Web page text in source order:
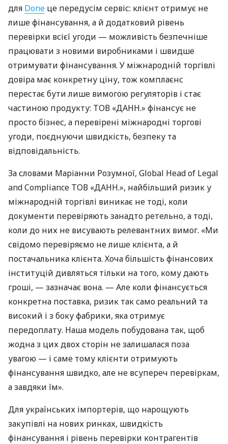
для Done це передусім сервіс: клієнт отримує не
лише фінансування, а й додатковий рівень
перевірки всієї угоди — можливість безпечніше
працювати з новими виробниками і швидше
отримувати фінансування. У міжнародній торгівлі
довіра має конкретну ціну, тож комплаєнс
перестає бути лише вимогою регуляторів і стає
частиною продукту: ТОВ «ДАНН.» фінансує не
просто бізнес, а перевірені міжнародні торгові
угоди, поєднуючи швидкість, безпеку та
відповідальність.
За словами Маріанни Розумної, Global Head of Legal
and Compliance ТОВ «ДАНН.», найбільший ризик у
міжнародній торгівлі виникає не тоді, коли
документи перевіряють занадто ретельно, а тоді,
коли до них не висувають релевантних вимог. «Ми
свідомо перевіряємо не лише клієнта, а й
постачальника клієнта. Хоча більшість фінансових
інституцій дивляться тільки на того, кому дають
гроші, — зазначає вона. — Але коли фінансується
конкретна поставка, ризик так само реальний та
високий і з боку фабрики, яка отримує
передоплату. Наша модель побудована так, щоб
жодна з цих двох сторін не залишалася поза
увагою — і саме тому клієнти отримують
фінансування швидко, але не всупереч перевіркам,
а завдяки їм».
Для українських імпортерів, що нарощують
закупівлі на нових ринках, швидкість
фінансування і рівень перевірки контрагентів